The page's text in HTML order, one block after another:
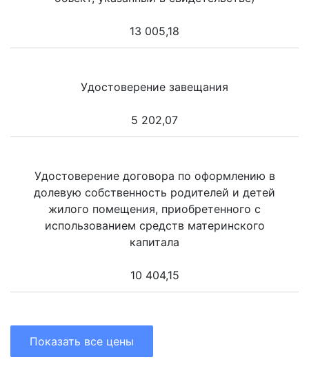
13 005,18
Удостоверение завещания
5 202,07
Удостоверение договора по оформлению в
долевую собственность родителей и детей
жилого помещения, приобретенного с
использованием средств материнского
капитала
10 404,15
Показать все цены